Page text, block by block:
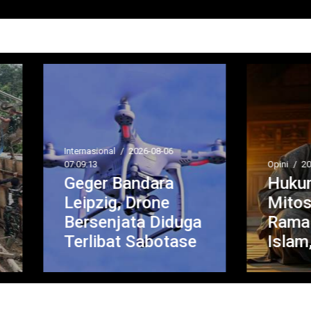
/ 2026-08-06
Bandara
Drone
Diduga
Sabotase
Opini / 2026-08-06 06:21:08
Hukum Percaya
Mitos dan
Ramalan dalam
Islam, Ini